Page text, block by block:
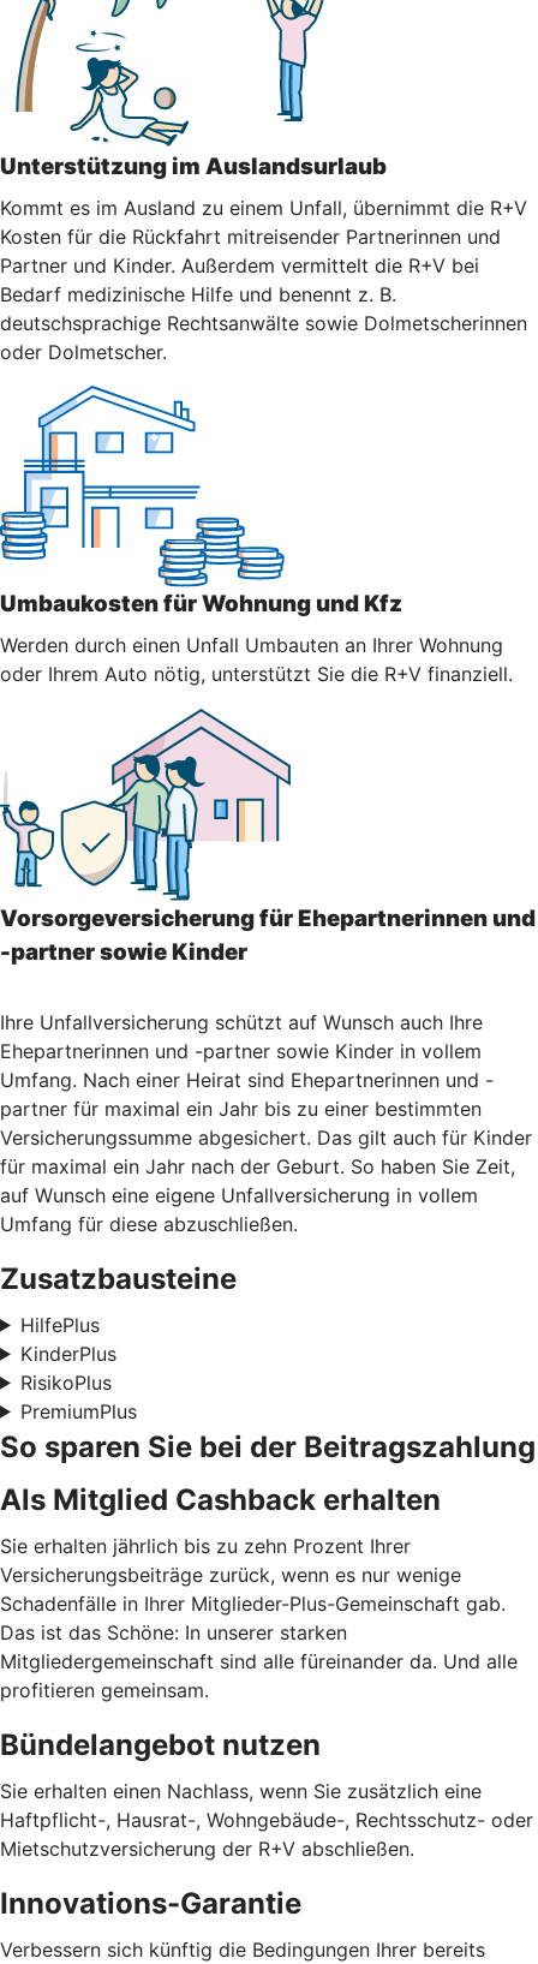
Unterstützung im Auslandsurlaub
Kommt es im Ausland zu einem Unfall, übernimmt die R+V
Kosten für die Rückfahrt mitreisender Partnerinnen und
Partner und Kinder. Außerdem vermittelt die R+V bei
Bedarf medizinische Hilfe und benennt z. B.
deutschsprachige Rechtsanwälte sowie Dolmetscherinnen
oder Dolmetscher.
Umbaukosten für Wohnung und Kfz
Werden durch einen Unfall Umbauten an Ihrer Wohnung
oder Ihrem Auto nötig, unterstützt Sie die R+V finanziell.
Vorsorgeversicherung für Ehepartnerinnen und
-partner sowie Kinder
Ihre Unfallversicherung schützt auf Wunsch auch Ihre
Ehepartnerinnen und -partner sowie Kinder in vollem
Umfang. Nach einer Heirat sind Ehepartnerinnen und -
partner für maximal ein Jahr bis zu einer bestimmten
Versicherungssumme abgesichert. Das gilt auch für Kinder
für maximal ein Jahr nach der Geburt. So haben Sie Zeit,
auf Wunsch eine eigene Unfallversicherung in vollem
Umfang für diese abzuschließen.
Zusatzbausteine
HilfePlus
KinderPlus
RisikoPlus
PremiumPlus
So sparen Sie bei der Beitragszahlung
Als Mitglied Cashback erhalten
Sie erhalten jährlich bis zu zehn Prozent Ihrer
Versicherungsbeiträge zurück, wenn es nur wenige
Schadenfälle in Ihrer Mitglieder-Plus-Gemeinschaft gab.
Das ist das Schöne: In unserer starken
Mitgliedergemeinschaft sind alle füreinander da. Und alle
profitieren gemeinsam.
Bündelangebot nutzen
Sie erhalten einen Nachlass, wenn Sie zusätzlich eine
Haftpflicht-, Hausrat-, Wohngebäude-, Rechtsschutz- oder
Mietschutzversicherung der R+V abschließen.
Innovations-Garantie
Verbessern sich künftig die Bedingungen Ihrer bereits